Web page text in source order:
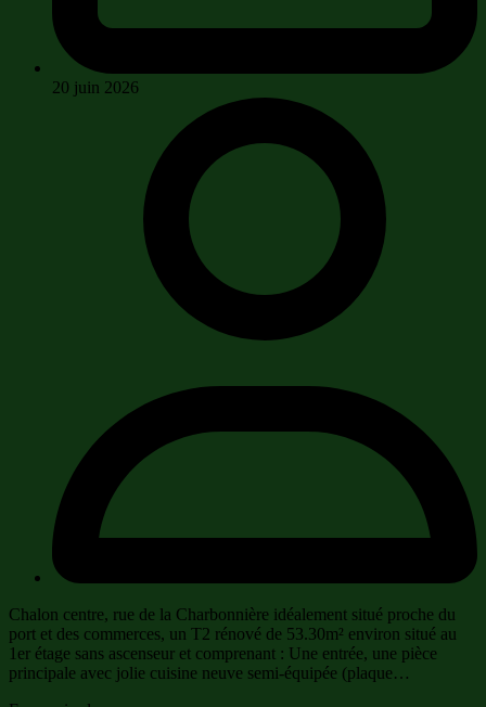
20 juin 2026
Chalon centre, rue de la Charbonnière idéalement situé proche du
port et des commerces, un T2 rénové de 53.30m² environ situé au
1er étage sans ascenseur et comprenant : Une entrée, une pièce
principale avec jolie cuisine neuve semi-équipée (plaque…